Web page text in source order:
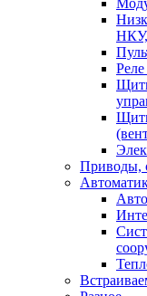
Приводы,